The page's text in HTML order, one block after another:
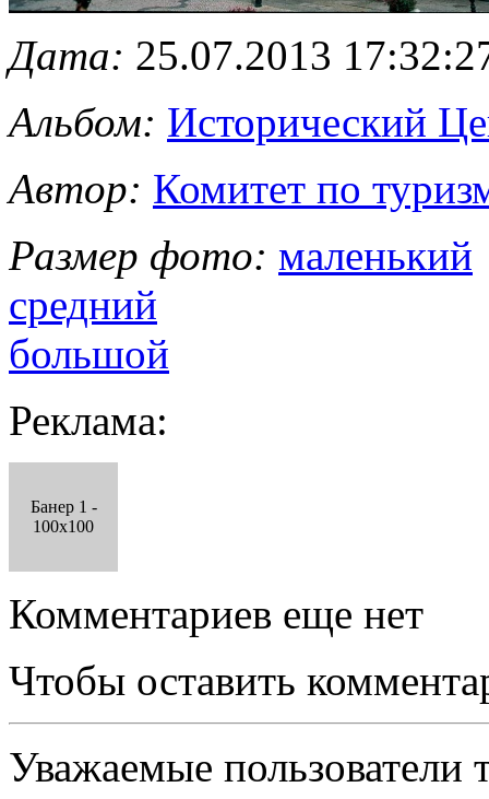
Дата: 25.07.2013
Альбом: Исторический
Автор: Комитет по
Размер фото: маленький
средний
большой
Реклама:
Банер 1 -
100x100
Комментариев еще нет
Чтобы оставить
Уважаемые пользователи